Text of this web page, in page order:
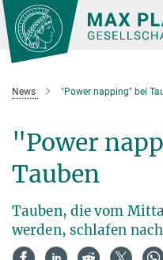
Hauptinhalt
News "Power napping" bei
"Power
Tauben
Tauben, die vom
werden, schlafen